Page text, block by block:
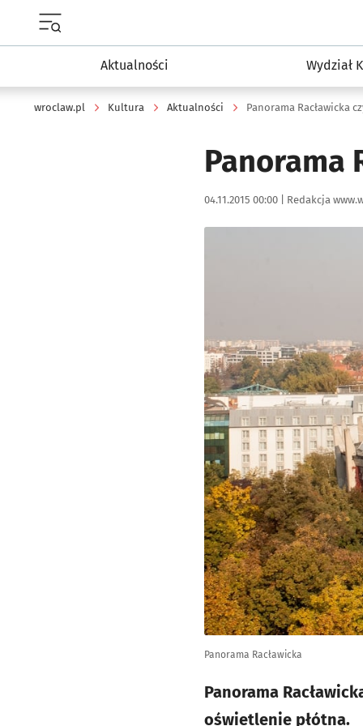
Aktualności Wydział
wroclaw.pl Kultura Aktualności Panorama Racławicka
Panorama
Data publikacji:
04.11.2015 00:00 | Autor:
Redakcja
Panorama Racławicka
Panorama
oświetlenie płótna.